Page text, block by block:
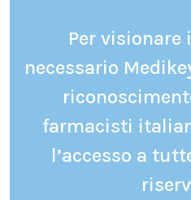
Per
necessario
farmacisti
l’accesso a